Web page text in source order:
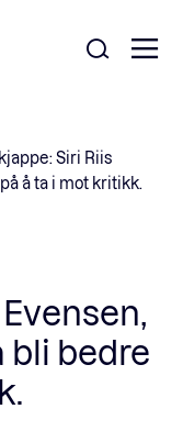
Siri Riis
å ta i mot kritikk.
bli bedre